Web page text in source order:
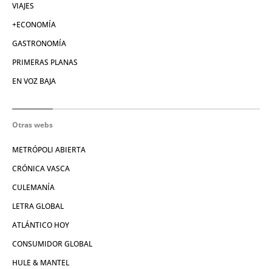
VIAJES
+ECONOMÍA
GASTRONOMÍA
PRIMERAS PLANAS
EN VOZ BAJA
Otras webs
METRÓPOLI ABIERTA
CRÓNICA VASCA
CULEMANÍA
LETRA GLOBAL
ATLÁNTICO HOY
CONSUMIDOR GLOBAL
HULE & MANTEL